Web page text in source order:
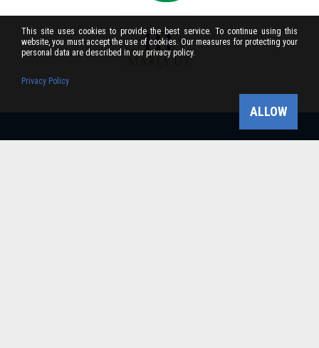
This site uses cookies to provide the best service. To continue using this
website, you must accept the use of cookies. Our measures for protecting your
personal data are described in our privacy policy.
Privacy Policy
ALLOW